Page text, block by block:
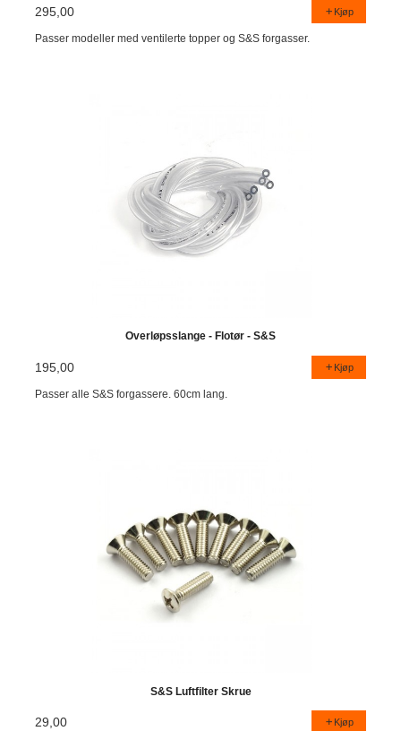
295,00 Kjøp
Passer modeller med ventilerte topper og S&S forgasser.
Overløpsslange - Flotør - S&S
195,00 Kjøp
Passer alle S&S forgassere. 60cm lang.
S&S Luftfilter Skrue
29,00 Kjøp